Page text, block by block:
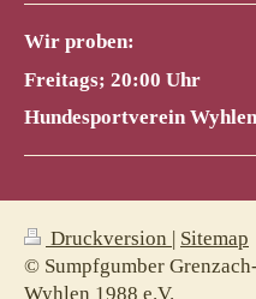
Wir proben:
Freitags; 20:00 Uhr
Hundesportverein Wyhlen
Druckversion | Sitemap
© Sumpfgumber Grenzach-
Wyhlen 1988 e.V.